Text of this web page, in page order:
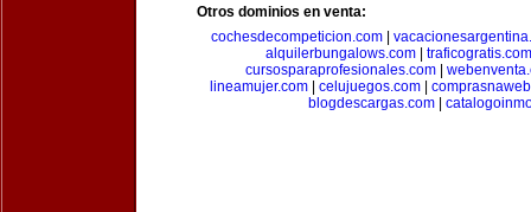
Otros dominios en venta:
cochesdecompeticion.com
alquilerbungalows.com| traficogratis.com
cursosparaprofesionales.com|
lineamujer.com| celujuegos.com|
blogdescargas.com|